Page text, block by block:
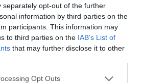
separately opt-out of the further
information by third parties on the
participants. This information may
to third parties on the IAB’s List of
that may further disclose it to other
Opt Outs
στο Google News
ειδήσεις
νέαγια την Τέχνη και τον